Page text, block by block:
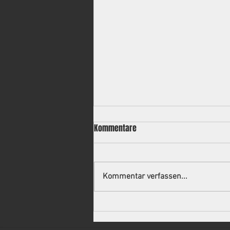
Neuer Trainer für die 2.
Mannschaft
Kommentare
Kommentar verfassen...